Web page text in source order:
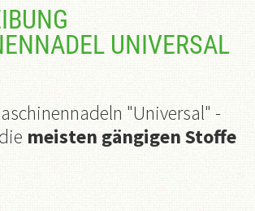
UNIVERSAL
"Universal" -
meisten gängigen Stoffe